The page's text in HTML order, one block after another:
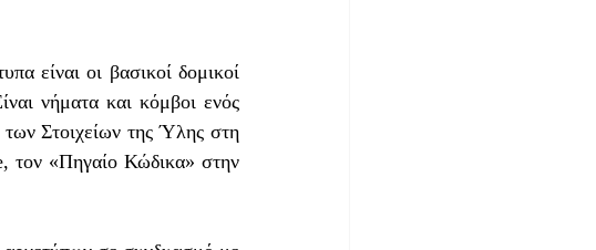
νήματα και κόμβοι ενός
των Στοιχείων της Ύλης στη
τον «Πηγαίο Κώδικα» στην